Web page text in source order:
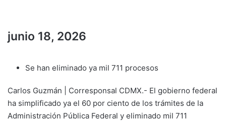
junio 18, 2026
Se han eliminado ya mil 711 procesos
Carlos Guzmán | Corresponsal CDMX.- El gobierno federal
ha simplificado ya el 60 por ciento de los trámites de la
Administración Pública Federal y eliminado mil 711